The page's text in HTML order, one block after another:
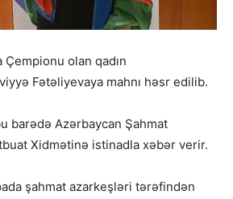
olan qadın
Fətəliyevaya mahnı həsr edilib.
barədə Azərbaycan Şahmat
Xidmətinə istinadla xəbər verir.
şahmat azarkeşləri tərəfindən